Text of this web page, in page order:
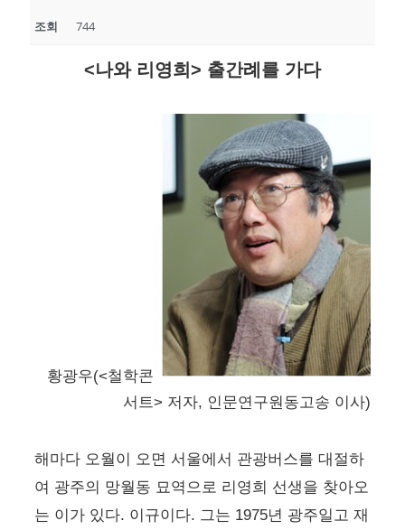
조회 744
<나와 리영희> 출간례를 가다
황광우(<철학콘
서트> 저자, 인문연구원동고송 이사)
해마다 오월이 오면 서울에서 관광버스를 대절하
여 광주의 망월동 묘역으로 리영희 선생을 찾아오
는 이가 있다. 이규이다. 그는 1975년 광주일고 재